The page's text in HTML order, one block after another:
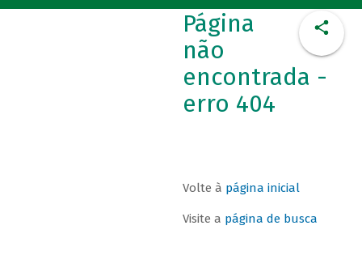
Página
não
encontrada -
erro 404
Volte à página inicial
Visite a página de busca